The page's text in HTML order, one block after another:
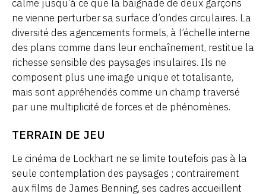
calme jusqu’à ce que la baignade de deux garçons
ne vienne perturber sa surface d’ondes circulaires. La
diversité des agencements formels, à l’échelle interne
des plans comme dans leur enchaînement, restitue la
richesse sensible des paysages insulaires. Ils ne
composent plus une image unique et totalisante,
mais sont appréhendés comme un champ traversé
par une multiplicité de forces et de phénomènes.
TERRAIN DE JEU
Le cinéma de Lockhart ne se limite toutefois pas à la
seule contemplation des paysages ; contrairement
aux films de James Benning, ses cadres accueillent